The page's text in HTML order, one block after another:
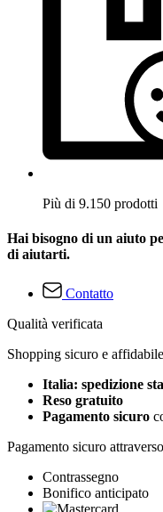
Più di 9.150 prodotti
Hai bisogno di un aiuto
di aiutarti.
Contatto
Qualità verificata
Shopping sicuro e affidabile
Italia: spedizione
Reso gratuito
Pagamento sicuro
Pagamento sicuro attraverso
Contrassegno
Bonifico anticipato